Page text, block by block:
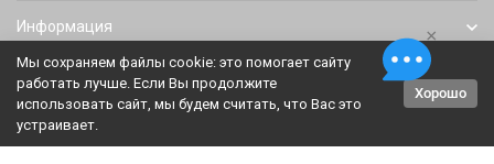
Информация
Политика персональных данных
Мы сохраняем файлы cookie: это помогает сайту
работать лучше. Если Вы продолжите
использовать сайт, мы будем считать, что Вас это
устраивает.
Хорошо
×